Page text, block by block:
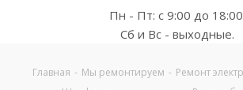
Пн - Пт: с 9:00 до
Сб и Вс - выходные.
Главная - Мы ремонтируем - Ремонт